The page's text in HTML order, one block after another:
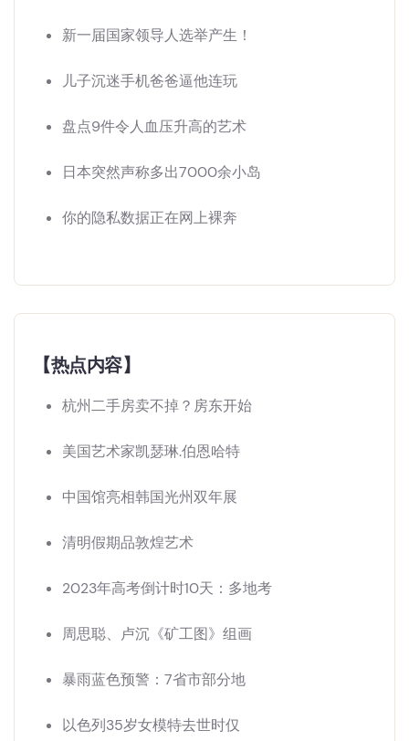
新一届国家领导人选举产生！
儿子沉迷手机爸爸逼他连玩
盘点9件令人血压升高的艺术
日本突然声称多出7000余小岛
你的隐私数据正在网上裸奔
【热点内容】
杭州二手房卖不掉？房东开始
美国艺术家凯瑟琳.伯恩哈特
中国馆亮相韩国光州双年展
清明假期品敦煌艺术
2023年高考倒计时10天：多地考
周思聪、卢沉《矿工图》组画
暴雨蓝色预警：7省市部分地
以色列35岁女模特去世时仅